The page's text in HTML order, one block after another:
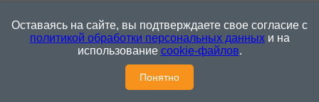
или нарушением иных требований закона.
информационном ресурсе применяются рекомендательные
технологии (информационные технологии предоставления
информации на основе сбора, систематизации и анализа
сведений, относящихся к предпочтениям пользователей сети
"Интернет", находящихся на территории Российской
Оставаясь на сайте, вы подтверждаете свое согласие с
политикой обработки персональных данныхи на
использование cookie-файлов.
Понятно